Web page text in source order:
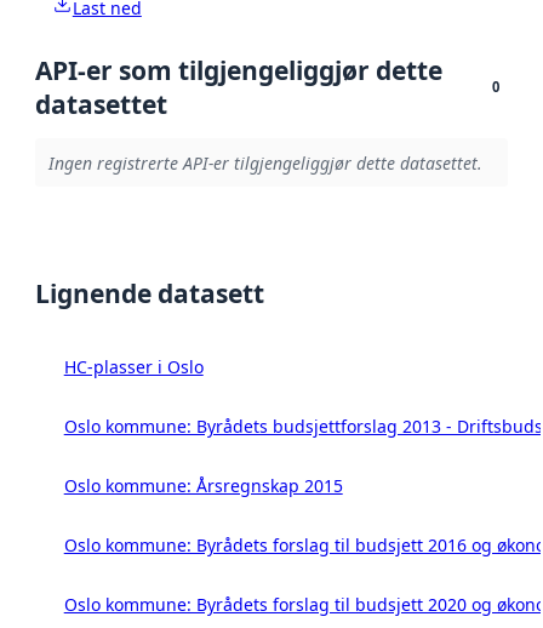
Last ned
API-er som tilgjengeliggjør dette
datasettet
0
Ingen registrerte API-er tilgjengeliggjør dette datasettet.
Lignende datasett
HC-plasser i Oslo
Oslo kommune: Byrådets budsjettforslag 2013 -
Oslo kommune: Årsregnskap 2015
Oslo kommune: Byrådets forslag til budsjett 2016 og
Oslo kommune: Byrådets forslag til budsjett 2020 og